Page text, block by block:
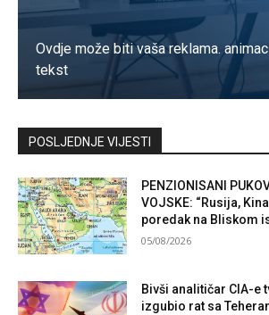
Ovdje može biti vaša reklama.
tekst
Kontaktirajte nas
POSLJEDNJE VIJESTI
PENZIONISANI
VOJSKE: “Rusija,
poredak na Bliskom
05/08/2026
Bivši analitičar CIA-e
izgubio rat sa